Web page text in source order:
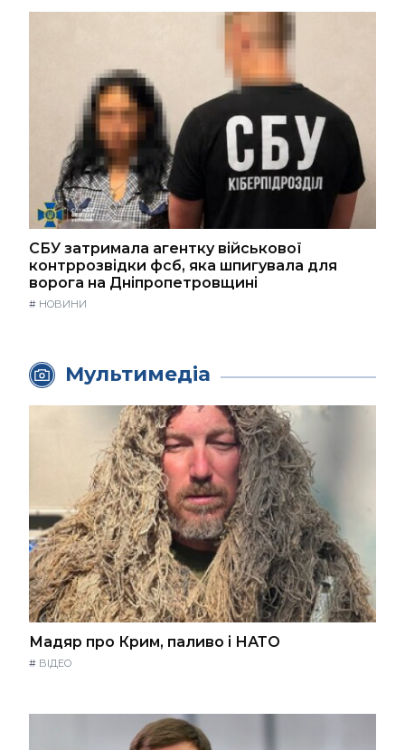
СБУ затримала агентку військової
контррозвідки фсб, яка шпигувала для
ворога на Дніпропетровщині
# НОВИНИ
Мультимедіа
Мадяр про Крим, паливо і НАТО
# ВІДЕО